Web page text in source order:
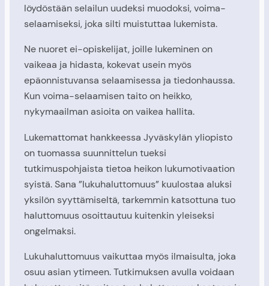
löydöstään selailun uudeksi muodoksi, voima-
selaamiseksi, joka silti muistuttaa lukemista.
Ne nuoret ei-opiskelijat, joille lukeminen on
vaikeaa ja hidasta, kokevat usein myös
epäonnistuvansa selaamisessa ja tiedonhaussa.
Kun voima-selaamisen taito on heikko,
nykymaailman asioita on vaikea hallita.
Lukemattomat hankkeessa Jyväskylän yliopisto
on tuomassa suunnittelun tueksi
tutkimuspohjaista tietoa heikon lukumotivaation
syistä. Sana ”lukuhaluttomuus” kuulostaa aluksi
yksilön syyttämiseltä, tarkemmin katsottuna tuo
haluttomuus osoittautuu kuitenkin yleiseksi
ongelmaksi.
Lukuhaluttomuus vaikuttaa myös ilmaisulta, joka
osuu asian ytimeen. Tutkimuksen avulla voidaan